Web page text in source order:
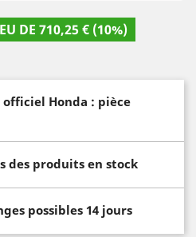
DE 710,25 € (10%)
officiel Honda : pièce
des produits en stock
possibles 14 jours